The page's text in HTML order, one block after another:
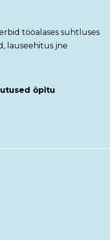
tööalases suhtluses
lauseehitus jne
õpitu